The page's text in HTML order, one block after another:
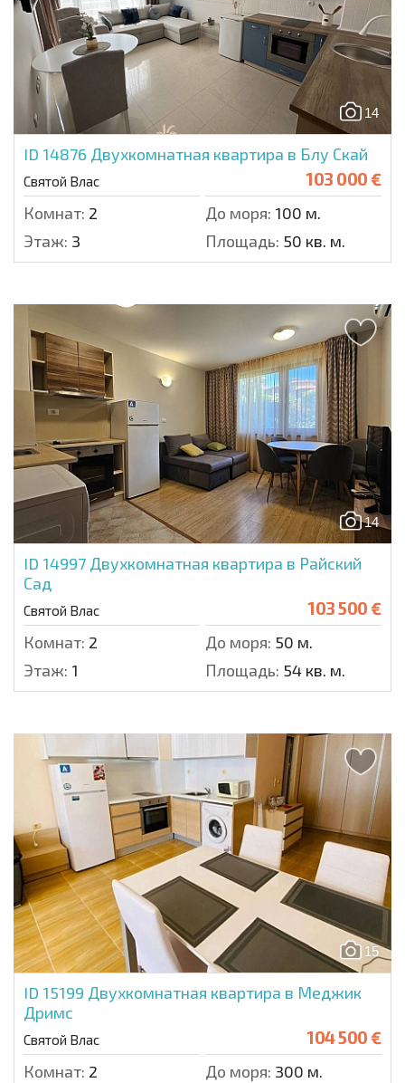
14
ID 14876 Двухкомнатная квартира в Блу Скай
Святой Влас 103 000 €
Комнат: 2 До моря: 100 м.
Этаж: 3 Площадь: 50 кв. м.
14
ID 14997 Двухкомнатная квартира в Райский
Сад
Святой Влас 103 500 €
Комнат: 2 До моря: 50 м.
Этаж: 1 Площадь: 54 кв. м.
15
ID 15199 Двухкомнатная квартира в Меджик
Дримс
Святой Влас 104 500 €
Комнат: 2 До моря: 300 м.